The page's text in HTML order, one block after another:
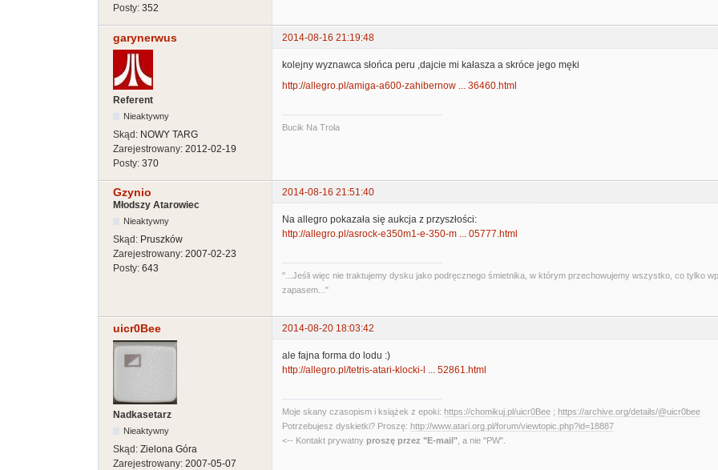
Posty: 352
garynerwus 2014-08-16 21:19:48
Referent
Nieaktywny
Skąd: NOWY TARG
Zarejestrowany: 2012-02-19
Posty: 370
kolejny wyznawca słońca peru ,dajcie mi kałasza a skróce jego męki
http://allegro.pl/amiga-a600-zahibernow ... 36460.html
Bucik Na Trola
Gzynio
2014-08-16 21:51:40
Młodszy Atarowiec
Nieaktywny
Skąd: Pruszków
Zarejestrowany: 2007-02-23
Posty: 643
Na allegro pokazała się aukcja z przyszłości:
http://allegro.pl/asrock-e350m1-e-350-m ... 05777.html
"...Jeśli więc nie traktujemy dysku jako podręcznego śmietnika, w którym przechowujemy wszystko, co tylko
zapasem..."
uicr0Bee 2014-08-20 18:03:42
Nadkasetarz
Nieaktywny
Skąd: Zielona Góra
Zarejestrowany: 2007-05-07
ale fajna forma do lodu :)
http://allegro.pl/tetris-atari-klocki-l ... 52861.html
Moje skany czasopism i książek z epoki: https://chomikuj.pl/uicr0Bee ; https://archive.org/details/@uicr0bee
Potrzebujesz dyskietki? Proszę: http://www.atari.org.pl/forum/viewtopic.php?id=18887
<-- Kontakt prywatny proszę przez "E-mail" , a nie "PW".